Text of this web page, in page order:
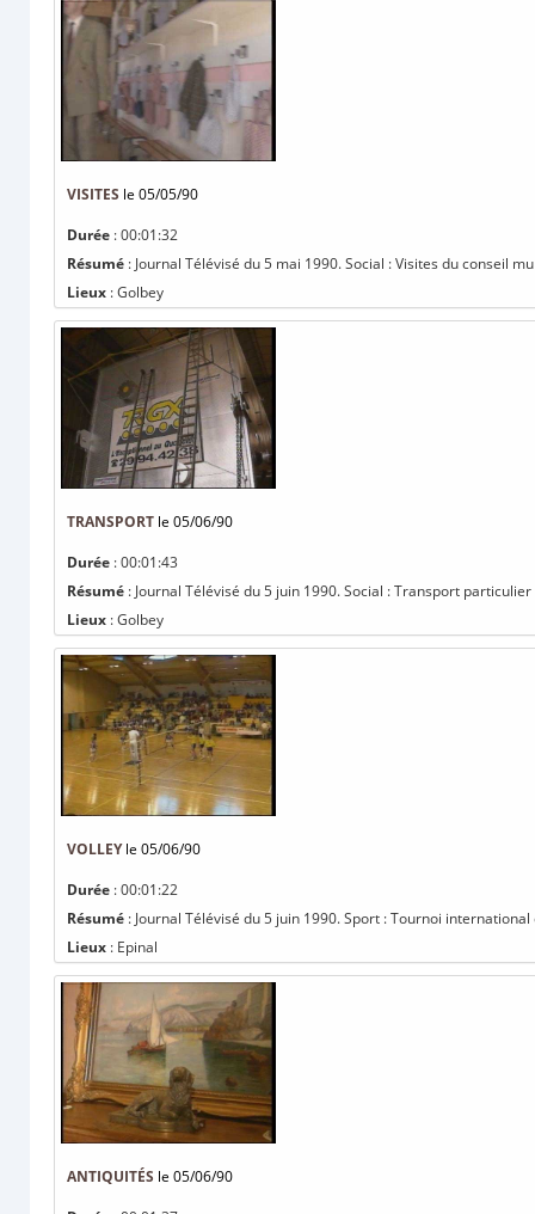
VISITES le 05/05/90
Durée : 00:01:32
Résumé : Journal Télévisé du 5 mai 1990. Social : Visites du conseil
Lieux : Golbey
TRANSPORT le 05/06/90
Durée : 00:01:43
Résumé : Journal Télévisé du 5 juin 1990. Social : Transport
Lieux : Golbey
VOLLEYle 05/06/90
Durée : 00:01:22
Résumé : Journal Télévisé du 5 juin 1990. Sport : Tournoi
Lieux : Epinal
ANTIQUITÉS le 05/06/90